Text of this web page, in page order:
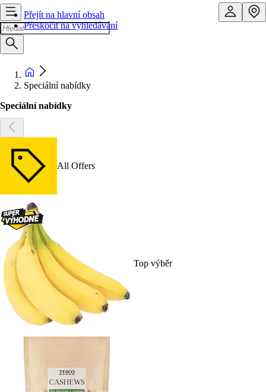
Přejít na hlavní obsah
Přeskočit na vyhledávání
Speciální nabídky
Speciální nabídky
All Offers
Top výběr